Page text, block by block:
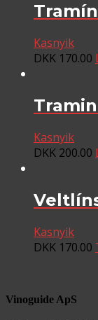
Kasnyik
DKK 170.00
Kasnyik
DKK 200.00
Kasnyik
DKK 170.00
Vinoguide ApS